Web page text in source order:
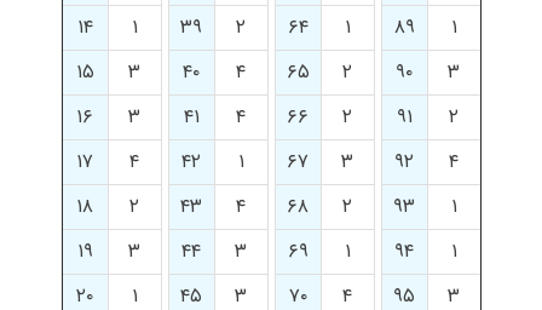
۱
۸۹ ۱ ۶۴ ۲ ۳۹ ۱
۱۴
۳
۹۰ ۲ ۶۵ ۴ ۴۰ ۳
۱۵
۲
۹۱ ۲ ۶۶ ۴ ۴۱ ۳
۱۶
۴
۹۲ ۳ ۶۷ ۱ ۴۲ ۴
۱۷
۱
۹۳ ۲ ۶۸ ۴ ۴۳ ۲
۱۸
۱
۹۴ ۱ ۶۹ ۳ ۴۴ ۳
۱۹
۳
۹۵ ۴ ۷۰ ۳ ۴۵ ۱
۲۰